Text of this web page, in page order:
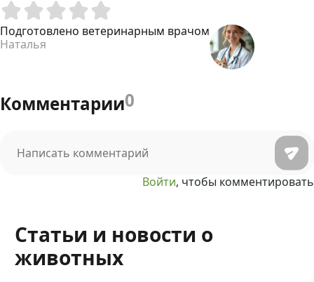
Подготовлено ветеринарным врачом
Наталья
Комментарии0
Войти, чтобы комментировать
Статьи и новости о
животных